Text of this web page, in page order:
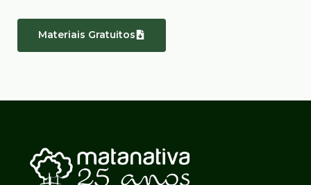
Materiais Gratuitos